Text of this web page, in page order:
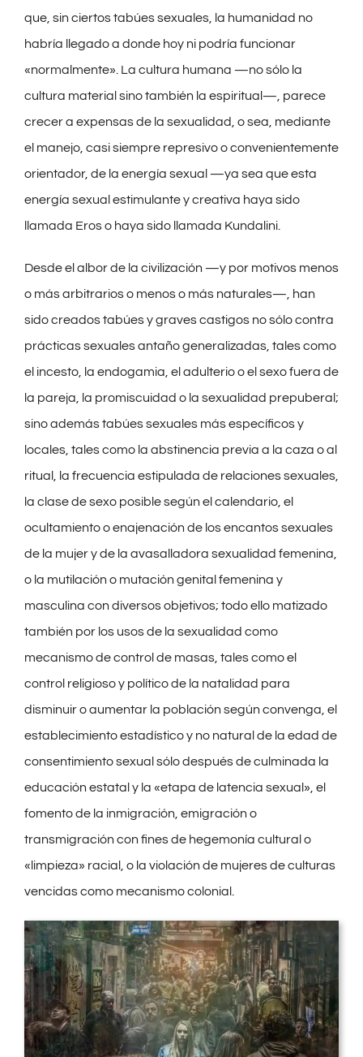
que, sin ciertos tabúes sexuales, la humanidad no
habría llegado a donde hoy ni podría funcionar
«normalmente». La cultura humana —no sólo la
cultura material sino también la espiritual—, parece
crecer a expensas de la sexualidad, o sea, mediante
el manejo, casi siempre represivo o convenientemente
orientador, de la energía sexual —ya sea que esta
energía sexual estimulante y creativa haya sido
llamada Eros o haya sido llamada Kundalini.
Desde el albor de la civilización —y por motivos menos
o más arbitrarios o menos o más naturales—, han
sido creados tabúes y graves castigos no sólo contra
prácticas sexuales antaño generalizadas, tales como
el incesto, la endogamia, el adulterio o el sexo fuera de
la pareja, la promiscuidad o la sexualidad prepuberal;
sino además tabúes sexuales más específicos y
locales, tales como la abstinencia previa a la caza o al
ritual, la frecuencia estipulada de relaciones sexuales,
la clase de sexo posible según el calendario, el
ocultamiento o enajenación de los encantos sexuales
de la mujer y de la avasalladora sexualidad femenina,
o la mutilación o mutación genital femenina y
masculina con diversos objetivos; todo ello matizado
también por los usos de la sexualidad como
mecanismo de control de masas, tales como el
control religioso y político de la natalidad para
disminuir o aumentar la población según convenga, el
establecimiento estadístico y no natural de la edad de
consentimiento sexual sólo después de culminada la
educación estatal y la «etapa de latencia sexual», el
fomento de la inmigración, emigración o
transmigración con fines de hegemonía cultural o
«limpieza» racial, o la violación de mujeres de culturas
vencidas como mecanismo colonial.